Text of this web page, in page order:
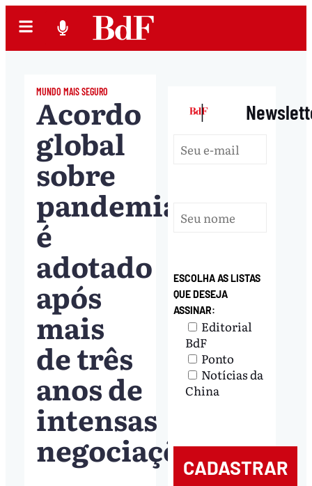
MUNDO MAIS SEGURO
Acordo
global
sobre
pandemias
é
adotado
após
mais
de três
anos de
intensas
negociações
|
ESCOLHA AS LISTAS
QUE DESEJA
ASSINAR:
Editorial
BdF
Ponto
Notícias da
China